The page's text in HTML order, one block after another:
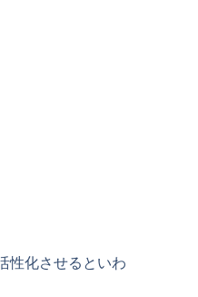
性化させるといわ